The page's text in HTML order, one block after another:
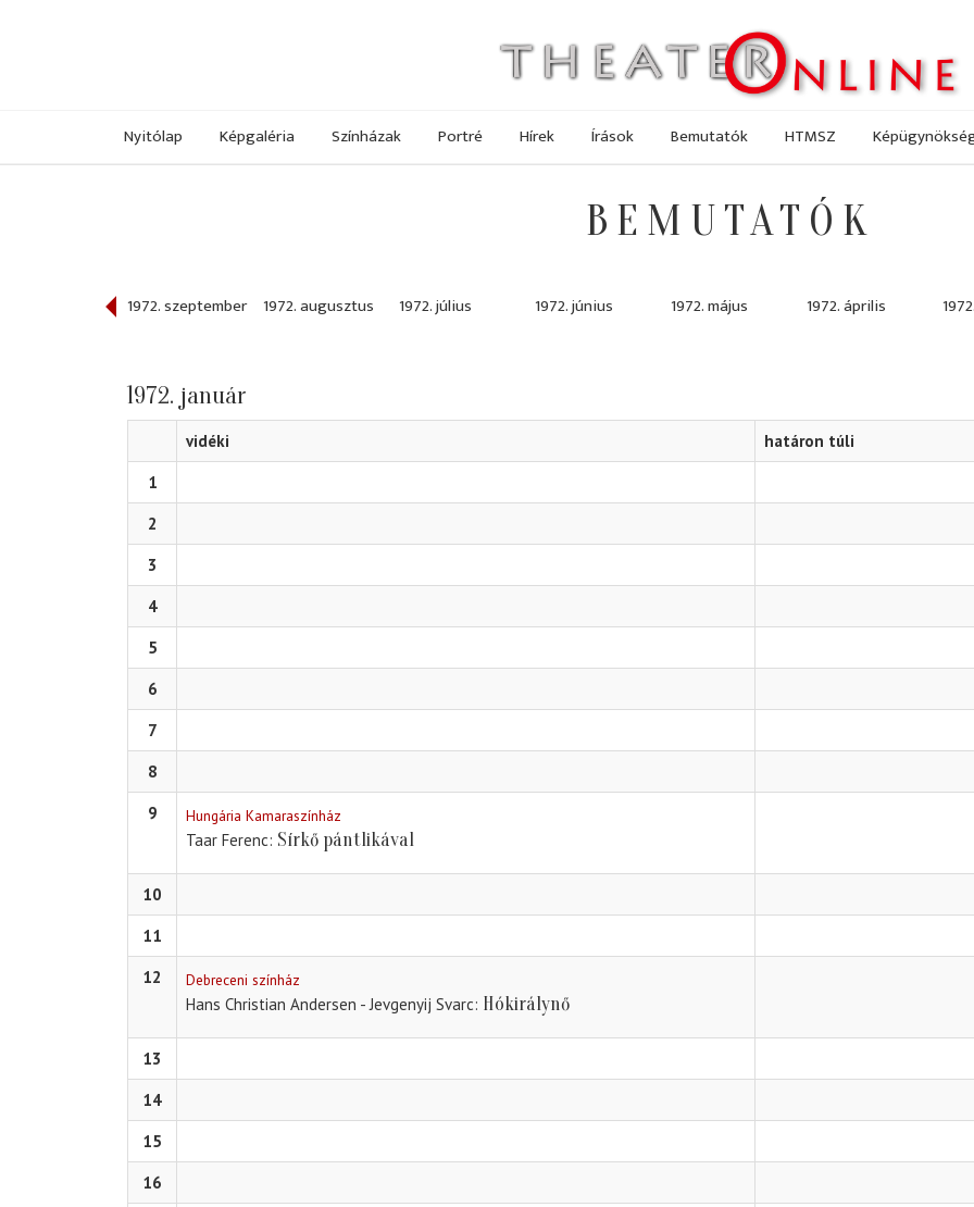
Nyitólap Képgaléria Színházak Portré Hírek Írások Bemutatók HTMSZ
BEMUTATÓK
1972. szeptember 1972. augusztus 1972. július 1972. június 1972. május 1972. április
1972. január
vidéki
határon túli
1
2
3
4
5
6
7
8
9
Hungária Kamaraszínház
Taar Ferenc Sírkő pántlikával
10
11
12
Debreceni színház
Hans Christian Andersen - Jevgenyij Svarc Hókirálynő
13
14
15
16